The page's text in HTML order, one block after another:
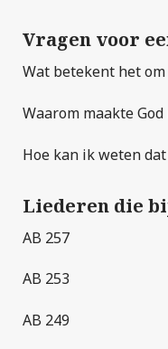
Vragen voor
Wat betekent het
Waarom maakte
Hoe kan ik weten
Liederen die
AB 257
AB 253
AB 249